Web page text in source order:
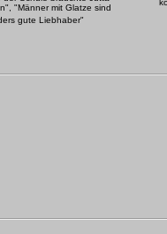
"Männer mit Glatze sind
gute Liebhaber"